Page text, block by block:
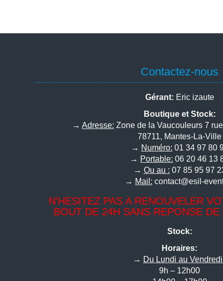
Contactez-nous
Gérant: Eric izaute
Boutique et Stock:
→ Adresse: Zone de la Vaucouleurs 7
78711, Mantes-La-Ville
→ Numéro: 01 34 97 80
→ Portable: 06 20 46 13
→ Ou au : 07 85 95 97
→ Mail: contact@esil-
N'HESITEZ PAS A RENOUVELER
BOUT DE 24H SANS REPONSE
Stock:
Horaires:
→ Du Lundi au Vendredi
9h – 12h00